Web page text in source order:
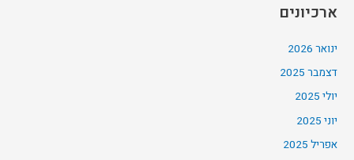
ארכיונים
ינואר 2026
דצמבר 2025
יולי 2025
יוני 2025
אפריל 2025